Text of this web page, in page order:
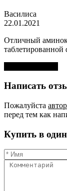
Василиса
22.01.2021
Отличный
Написать
Пожалуйста
перед тем как
Купить в